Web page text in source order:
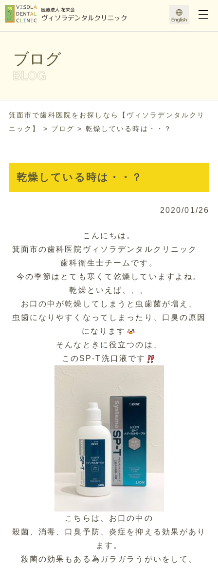
ブログ
箕面市で歯科医院をお探しなら【ヴィソラデンタルクリ
ニック】
> ブログ > 乾燥している時は・・？
乾燥している時は・・？
2020/01/26
こんにちは。
箕面市の歯科医院ヴィソラデンタルクリニック
歯科衛生士チームです。
今の季節はとても寒くて乾燥していますよね。
乾燥といえば、、、
お口の中が乾燥してしまうと虫歯菌が増え、
虫歯になりやすくなってしまったり、口臭の原因
になります
そんなときに役立つのは、
このSP-T洗口液です
こちらは、お口の中の
殺菌、消毒、口臭予防、炎症を抑える効果があり
ます。
殺菌の効果もある為ガラガラうがいをして、